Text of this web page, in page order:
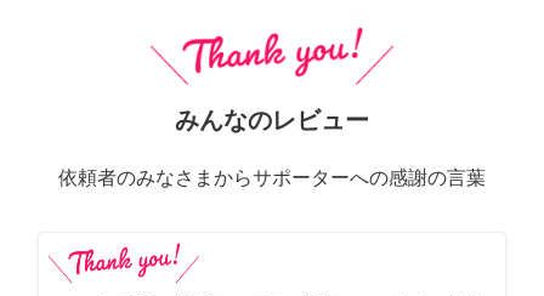
みんなのレビュー
依頼者のみなさまからサポーターへの感謝の言葉